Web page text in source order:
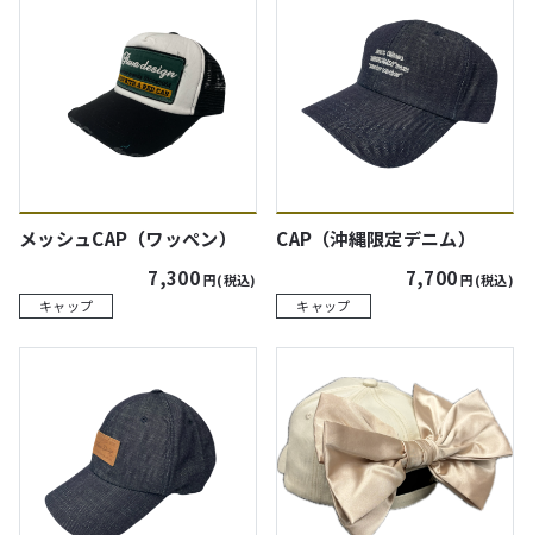
メッシュCAP（ワッペン）
7,300円(税込)
キャップ
CAP（沖縄限定デニム）
7,700円(税込)
キャップ